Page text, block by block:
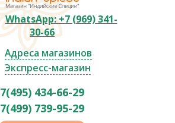
WhatsApp: +7 (969) 341-
30-66
Адреса магазинов
Экспресс-магазин
7(495) 434-66-29
7(499) 739-95-29